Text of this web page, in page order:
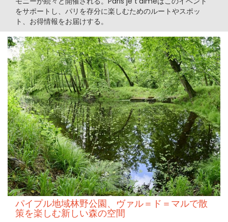
をサポートし、パリを存分に楽しむためのルートやスポッ
ト、お得情報をお届けする。
パイプル地域林野公園、ヴァル＝ド＝マルで散
策を楽しむ新しい森の空間